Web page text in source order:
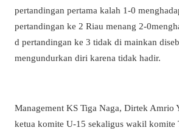
pertandingan pertama kalah 1-0
pertandingan ke 2 Riau menang 2-
d pertandingan ke 3 tidak di mainkan
mengundurkan diri karena tidak hadir.
Management KS Tiga Naga, Dirtek Amrio
ketua komite U-15 sekaligus wakil komite